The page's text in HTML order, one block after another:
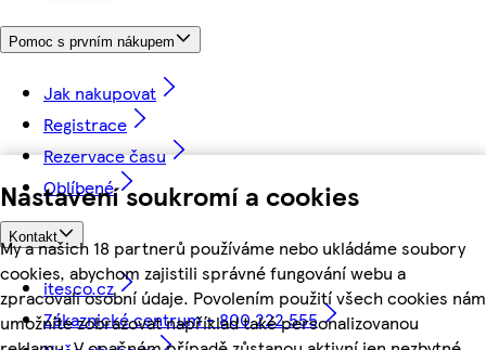
Nastavení soukromí a cookies
My a našich 18 partnerů používáme nebo ukládáme soubory
cookies, abychom zajistili správné fungování webu a
zpracovali osobní údaje. Povolením použití všech cookies nám
umožníte zobrazovat například také personalizovanou
Pomoc s prvním nákupem
Jak nakupovat
Registrace
Rezervace času
Oblíbené
Kontakt
itesco.cz
Zákaznické centrum - 800 222 555